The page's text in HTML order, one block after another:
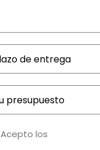
Acepto los